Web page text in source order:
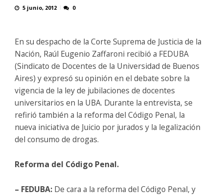
5 junio, 2012 0
En su despacho de la Corte Suprema de Justicia de la
Nación, Raúl Eugenio Zaffaroni recibió a FEDUBA
(Sindicato de Docentes de la Universidad de Buenos
Aires) y expresó su opinión en el debate sobre la
vigencia de la ley de jubilaciones de docentes
universitarios en la UBA. Durante la entrevista, se
refirió también a la reforma del Código Penal, la
nueva iniciativa de Juicio por jurados y la legalización
del consumo de drogas.
Reforma del Código Penal.
– FEDUBA: De cara a la reforma del Código Penal, y